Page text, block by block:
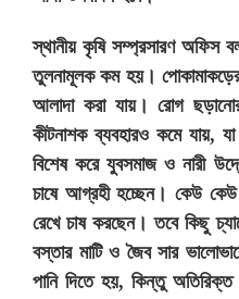
স্থানীয় কৃষি সম্প্রসারণ অফিস
তুলনামূলক কম হয়।
আলাদা করা যায়। রোগ
কীটনাশক ব্যবহারও কমে যায়,
বিশেষ করে যুবসমাজ ও নারী
চাষে আগ্রহী হচ্ছেন। কেউ কেউ
রেখে চাষ করছেন। তবে কিছু
বস্তার মাটি ও জৈব সার
পানি দিতে হয়, কিন্তু অতিরিক্ত